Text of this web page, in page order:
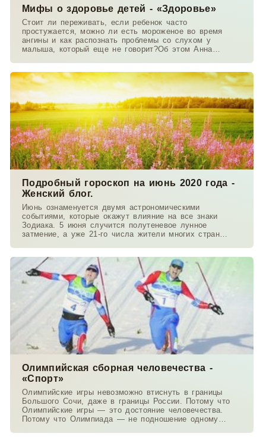
Мифы о здоровье детей - «Здоровье»
Стоит ли переживать, если ребенок часто
простужается, можно ли есть мороженое во время
ангины и как распознать проблемы со слухом у
малыша, который еще не говорит?Об этом Анна
Подробный гороскоп на июнь 2020 года -
Женский блог.
Июнь ознаменуется двумя астрономическими
событиями, которые окажут влияние на все знаки
Зодиака. 5 июня случится полутеневое лунное
затмение, а уже 21-го числа жители многих стран
Олимпийская сборная человечества -
«Спорт»
Олимпийские игры невозможно втиснуть в границы
Большого Сочи, даже в границы России. Потому что
Олимпийские игры — это достояние человечества.
Потому что Олимпиада — не подношение одному